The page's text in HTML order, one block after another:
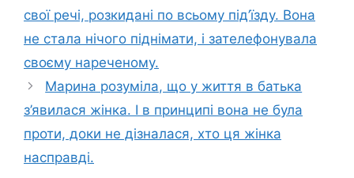
свої речі, розкидані по всьому під’їзду. Вона
не стала нічого піднімати, і зателефонувала
своєму нареченому.
Марина розуміла, що у життя в батька
з’явилася жінка. І в принципі вона не була
проти, доки не дізналася, хто ця жінка
насправді.